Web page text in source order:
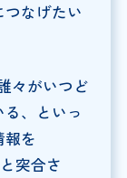
なげたい
々がいつど
、といっ
を
突合さ